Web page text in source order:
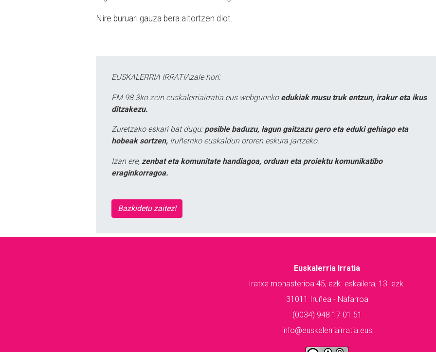
Nire buruari gauza bera aitortzen diot.
EUSKALERRIA IRRATIAzale hori:
FM 98.3ko zein euskalerriairratia.eus webguneko edukiak musu truk entzun, irakur eta ikus
ditzakezu.
Zuretzako eskari bat dugu: posible baduzu, lagun gaitzazu gero eta eduki gehiago eta
hobeak sortzen, Iruñerriko euskaldun ororen eskura jartzeko.
Izan ere, zenbat eta komunitate handiagoa, orduan eta proiektu komunikatibo
eraginkorragoa.
Bazkidetu zaitez!
Euskalerria Irratia
Iratxe monasterioa 45, ezk. eskailera, 13. ezk.
31011 Iruñea - Nafarroa
(0034) 948 17 01 51
info@euskalerriairratia.eus